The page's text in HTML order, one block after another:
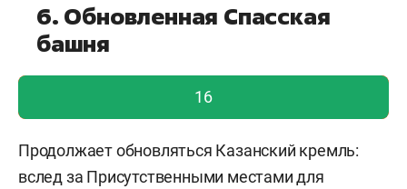
6. Обновленная Спасская
башня
голос учтен!
16
Продолжает обновляться Казанский кремль:
вслед за Присутственными местами для